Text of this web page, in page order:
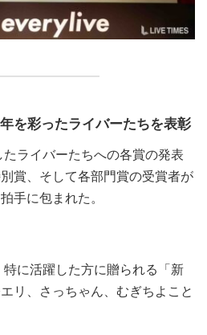
を彩ったライバーたちを表彰
ライバーたちへの各賞の発表
賞、そして各部門賞の受賞者が
手に包まれた。
に活躍した方に贈られる「新
リ、さっちゃん、むぎちよこと